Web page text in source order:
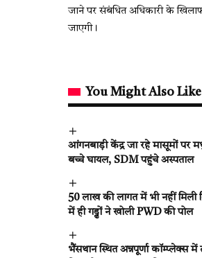
जाने पर संबंधित अधिकारी के
जाएगी।
You Might Also Like
आंगनबाड़ी केंद्र जा रहे मासूमों पर
बच्चे घायल, SDM पहुंचे अस्पताल
50 लाख की लागत में भी नहीं मिली
में ही गड्ढों ने खोली PWD की पोल
भैंसथान स्थित अन्नपूर्णा कॉम्प्लेक्स